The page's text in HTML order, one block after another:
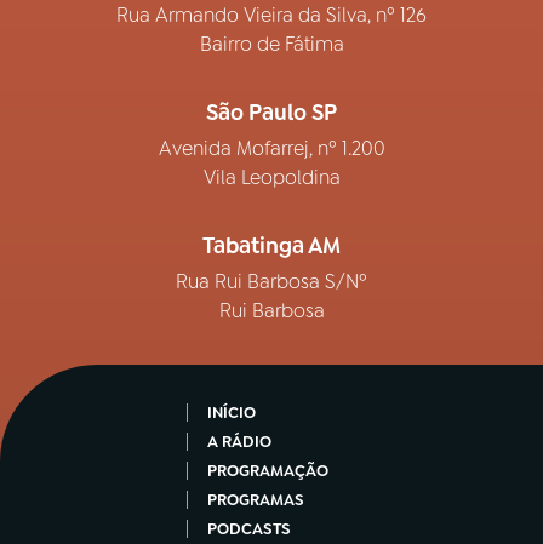
Rua Armando Vieira da Silva, nº 126
Bairro de Fátima
São Paulo SP
Avenida Mofarrej, nº 1.200
Vila Leopoldina
Tabatinga AM
Rua Rui Barbosa S/Nº
Rui Barbosa
INÍCIO
A RÁDIO
PROGRAMAÇÃO
PROGRAMAS
PODCASTS